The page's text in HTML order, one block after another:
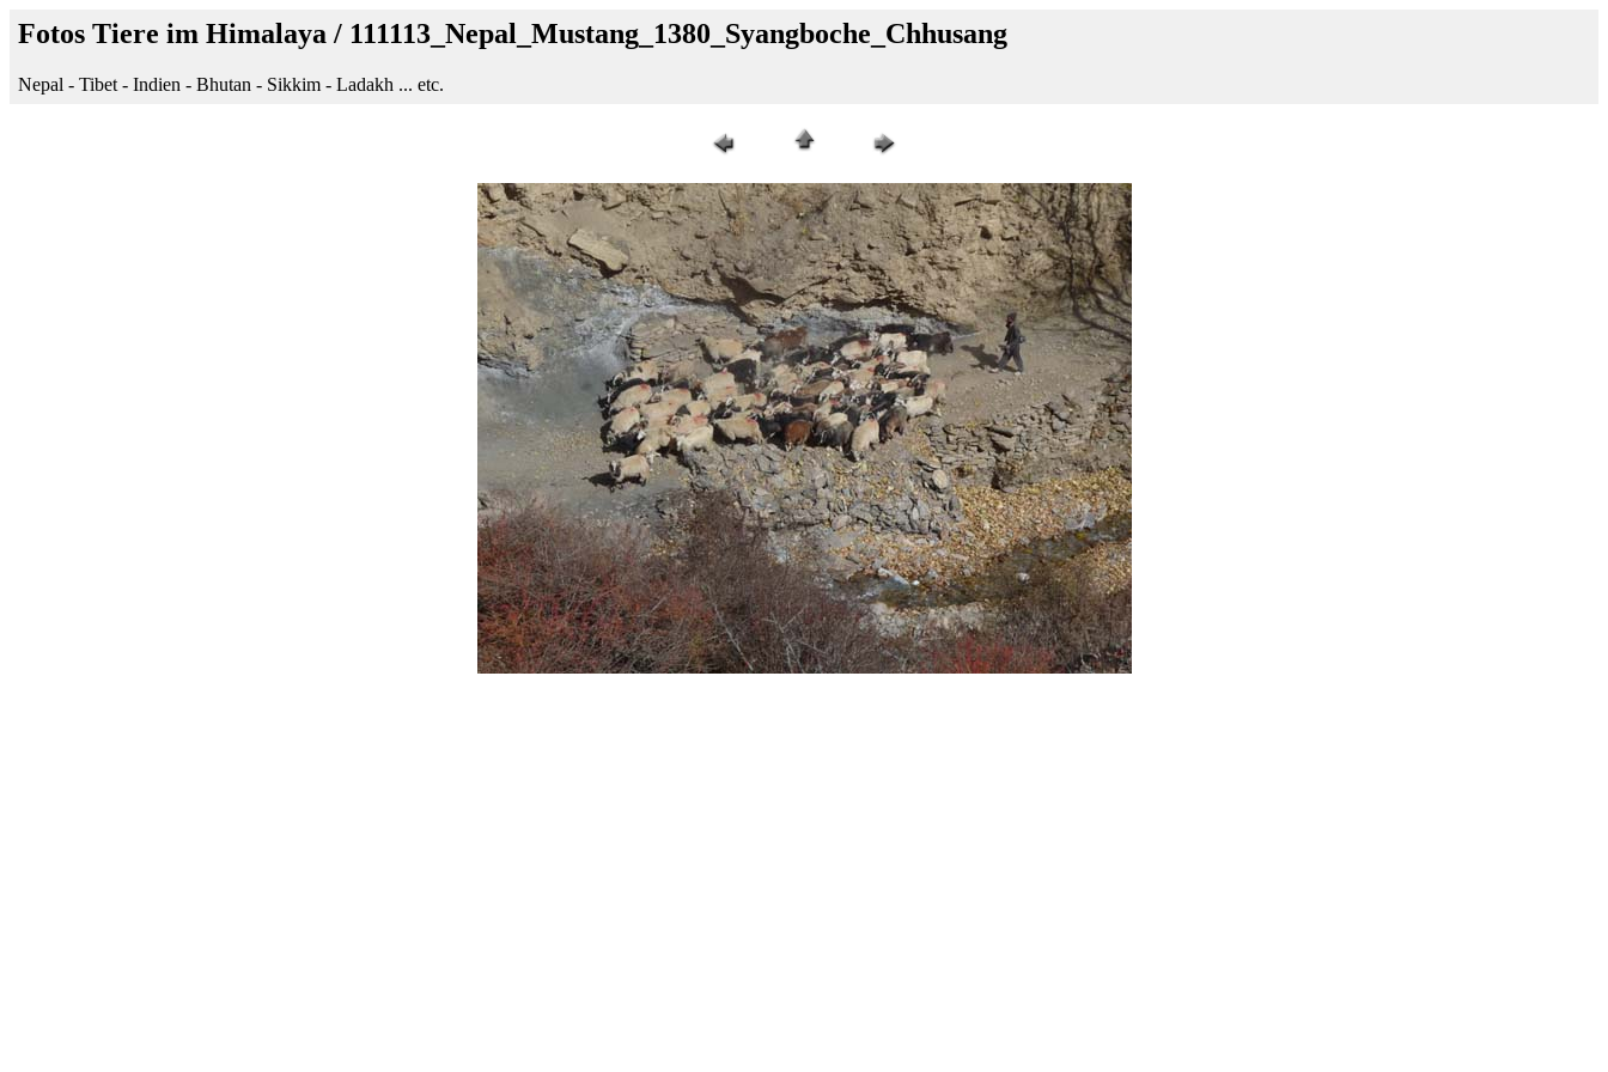
Fotos Tiere im Himalaya / 111113_Nepal_Mustang_1380_Syangboche_Chhusang
Nepal - Tibet - Indien - Bhutan - Sikkim - Ladakh ... etc.